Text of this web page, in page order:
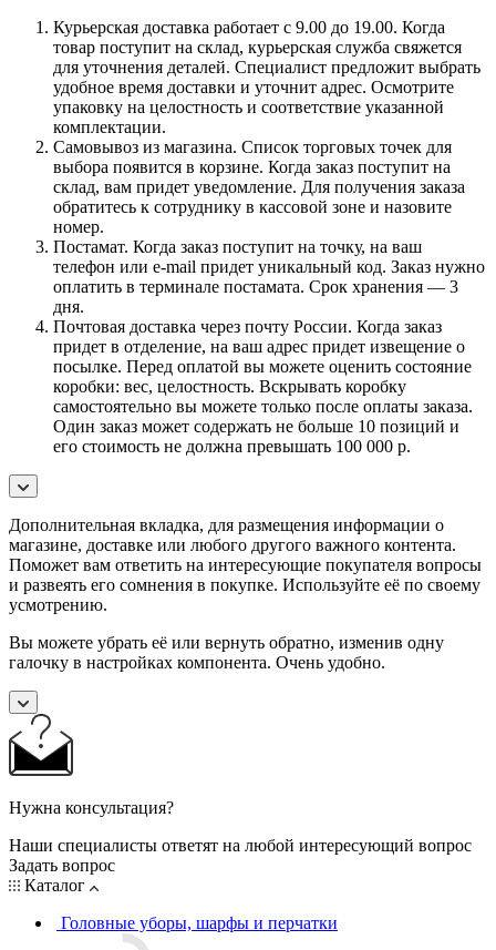
Курьерская доставка работает с 9.00 до 19.00. Когда
товар поступит на склад, курьерская служба свяжется
для уточнения деталей. Специалист предложит выбрать
удобное время доставки и уточнит адрес. Осмотрите
упаковку на целостность и соответствие указанной
комплектации.
Самовывоз из магазина. Список торговых точек для
выбора появится в корзине. Когда заказ поступит на
склад, вам придет уведомление. Для получения заказа
обратитесь к сотруднику в кассовой зоне и назовите
номер.
Постамат. Когда заказ поступит на точку, на ваш
телефон или e-mail придет уникальный код. Заказ нужно
оплатить в терминале постамата. Срок хранения — 3
дня.
Почтовая доставка через почту России. Когда заказ
придет в отделение, на ваш адрес придет извещение о
посылке. Перед оплатой вы можете оценить состояние
коробки: вес, целостность. Вскрывать коробку
самостоятельно вы можете только после оплаты заказа.
Один заказ может содержать не больше 10 позиций и
его стоимость не должна превышать 100 000 р.
Дополнительная вкладка, для размещения информации о
магазине, доставке или любого другого важного контента.
Поможет вам ответить на интересующие покупателя вопросы
и развеять его сомнения в покупке. Используйте её по своему
усмотрению.
Вы можете убрать её или вернуть обратно, изменив одну
галочку в настройках компонента. Очень удобно.
Нужна консультация?
Наши специалисты ответят на любой интересующий вопрос
Задать вопрос
Каталог
Головные уборы, шарфы и перчатки